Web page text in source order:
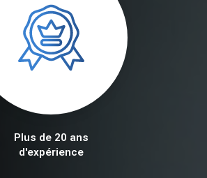
Plus de 20 ans
d'expérience